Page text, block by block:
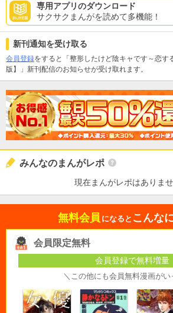
専用アプリのダウンロード
サクサクまんがを読めて多機能！
新刊通知を受け取る
会員登録をすると「整形したけど陰キャです～恋す
版】」新刊配信のお知らせが受け取れます。
みんなのまんがレポ
現在まんがレポはありませ
無料会員 になると こんな
会員限定無料
会員登録で無料増量
＼この他にも会員無料漫画がい